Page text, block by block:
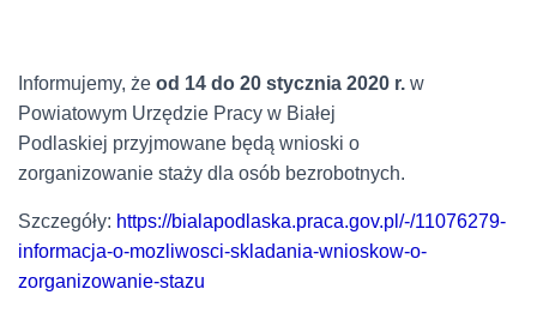
Informujemy, że od 14 do 20 stycznia 2020 r. w
Powiatowym Urzędzie Pracy w Białej
Podlaskiej przyjmowane będą wnioski o
zorganizowanie staży dla osób bezrobotnych.
Szczegóły: https://bialapodlaska.praca.gov.pl/-/11076279-
informacja-o-mozliwosci-skladania-wnioskow-o-
zorganizowanie-stazu